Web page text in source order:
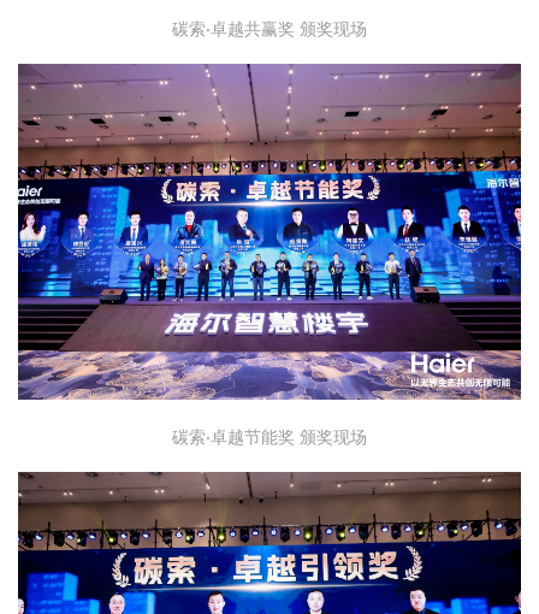
碳索·卓越共赢奖 颁奖现场
碳索·卓越节能奖 颁奖现场